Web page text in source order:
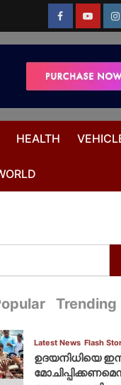
HEALTH
Trending
Latest News Flash
ഉദയനിധിയെ